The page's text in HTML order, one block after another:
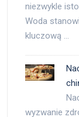
niezwykle
Woda
kluczową …
wyzwanie